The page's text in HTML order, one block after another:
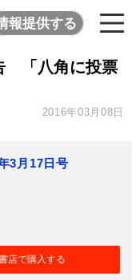
報提供する
「八角に投票
2016年03月08日
3月17日号
店で購入する